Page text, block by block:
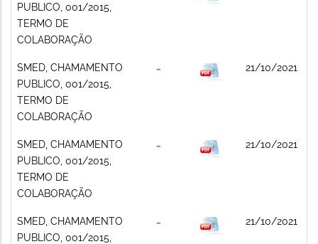
PUBLICO, 001/2015,
TERMO DE
COLABORAÇÃO
SMED, CHAMAMENTO
PUBLICO, 001/2015,
TERMO DE
COLABORAÇÃO
21/10/2021
SMED, CHAMAMENTO
PUBLICO, 001/2015,
TERMO DE
COLABORAÇÃO
21/10/2021
SMED, CHAMAMENTO
PUBLICO, 001/2015,
21/10/2021